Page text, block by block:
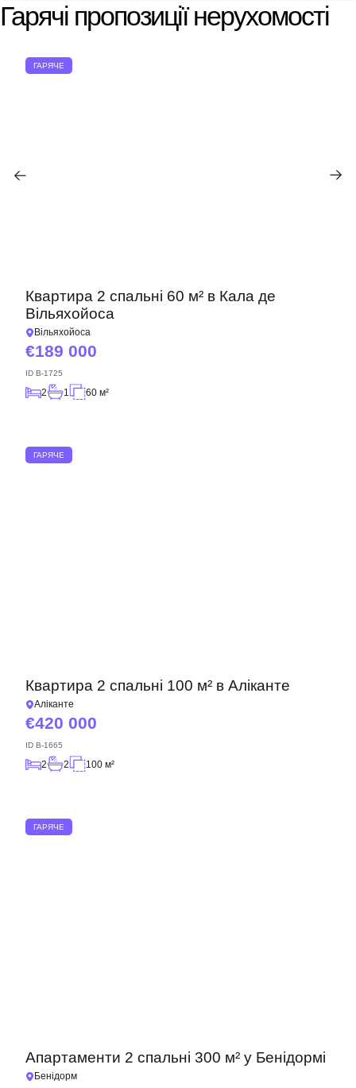
Гарячі пропозиції нерухомості
ГАРЯЧЕ
Квартира 2 спальні 60 м² в Кала де
Вільяхойоса
Вільяхойоса
189 000
ID B-1725
2 1 60 м²
ГАРЯЧЕ
Квартира 2 спальні 100 м² в Аліканте
Аліканте
420 000
ID B-1665
2 2 100 м²
ГАРЯЧЕ
Апартаменти 2 спальні 300 м² у Бенідормі
Бенідорм
Дякуємо!